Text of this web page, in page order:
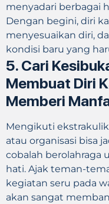
menyadari berbagai
Dengan begini, diri
menyesuaikan diri,
kondisi baru yang
5. Cari
Membuat Diri
Memberi
Mengikuti
atau organisasi bisa
cobalah berolahraga
hati. Ajak teman-
kegiatan seru pada
akan sangat